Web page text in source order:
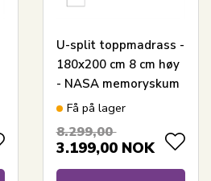
U-split toppmadrass -
180x200 cm 8 cm høy
- NASA memoryskum
- Borg Living -
toppmadrass
Få på lager
8.299,00
3.199,00 NOK